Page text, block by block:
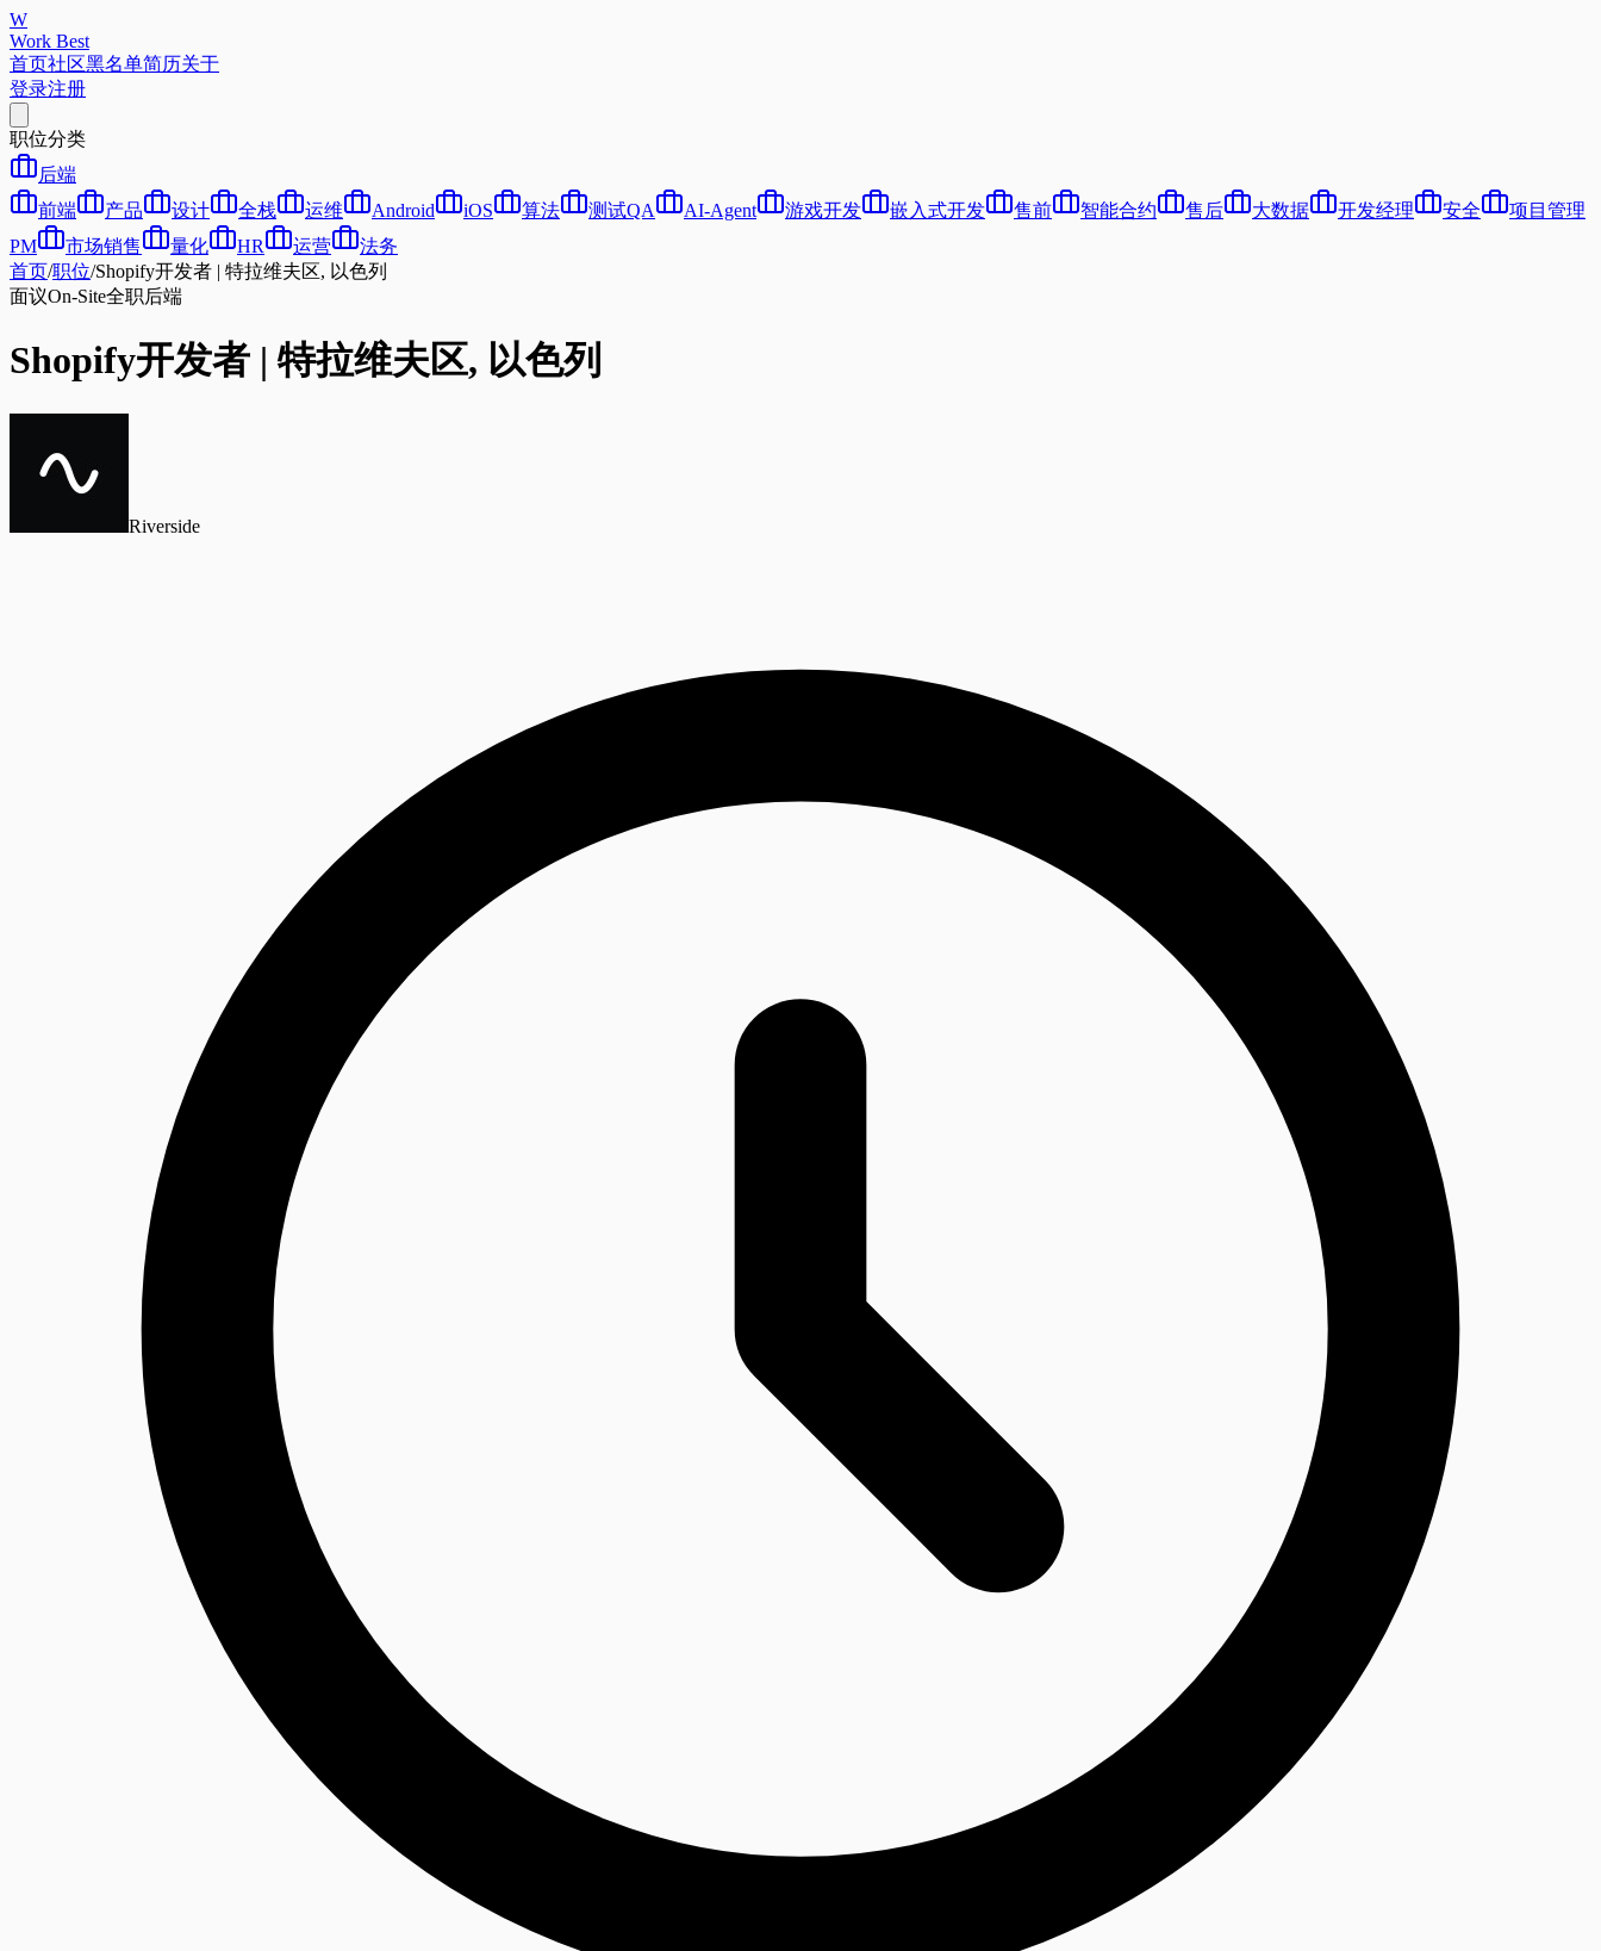
W
Work Best
首页社区黑名单简历关于
登录注册
职位分类
后端
前端
产品 设计 全栈 运维 Android iOS 算法 测试QA AI-Agent 游戏开发 嵌入式开发 售前 智能合约 售后 大数据 开发经理 安全
项目管理
PM
市场销售 量化 HR 运营
法务
首页/职位/Shopify开发者 | 特拉维夫区, 以色列
面议On-Site全职后端
Shopify开发者 | 特拉维夫区, 以色列
Riverside